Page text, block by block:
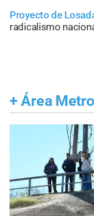
Proyecto de
radicalismo
+ Área